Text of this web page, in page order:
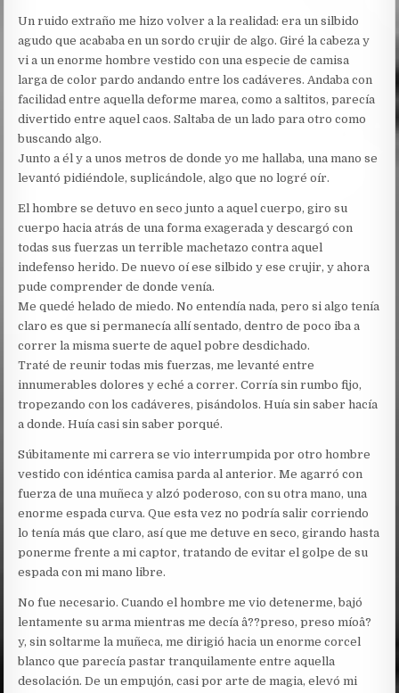
Un ruido extraño me hizo volver a la realidad: era un silbido
agudo que acababa en un sordo crujir de algo. Giré la cabeza y
vi a un enorme hombre vestido con una especie de camisa
larga de color pardo andando entre los cadáveres. Andaba con
facilidad entre aquella deforme marea, como a saltitos, parecía
divertido entre aquel caos. Saltaba de un lado para otro como
buscando algo.
Junto a él y a unos metros de donde yo me hallaba, una mano se
levantó pidiéndole, suplicándole, algo que no logré oír.
El hombre se detuvo en seco junto a aquel cuerpo, giro su
cuerpo hacia atrás de una forma exagerada y descargó con
todas sus fuerzas un terrible machetazo contra aquel
indefenso herido. De nuevo oí ese silbido y ese crujir, y ahora
pude comprender de donde venía.
Me quedé helado de miedo. No entendía nada, pero si algo tenía
claro es que si permanecía allí sentado, dentro de poco iba a
correr la misma suerte de aquel pobre desdichado.
Traté de reunir todas mis fuerzas, me levanté entre
innumerables dolores y eché a correr. Corría sin rumbo fijo,
tropezando con los cadáveres, pisándolos. Huía sin saber hacía
a donde. Huía casi sin saber porqué.
Súbitamente mi carrera se vio interrumpida por otro hombre
vestido con idéntica camisa parda al anterior. Me agarró con
fuerza de una muñeca y alzó poderoso, con su otra mano, una
enorme espada curva. Que esta vez no podría salir corriendo
lo tenía más que claro, así que me detuve en seco, girando hasta
ponerme frente a mi captor, tratando de evitar el golpe de su
espada con mi mano libre.
No fue necesario. Cuando el hombre me vio detenerme, bajó
lentamente su arma mientras me decía â??preso, preso míoâ?
y, sin soltarme la muñeca, me dirigió hacia un enorme corcel
blanco que parecía pastar tranquilamente entre aquella
desolación. De un empujón, casi por arte de magia, elevó mi